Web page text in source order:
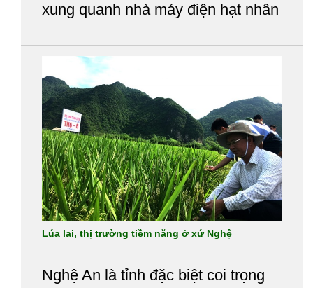
xung quanh nhà máy điện hạt nhân
triển khai trong năm nay.
Lúa lai, thị trường tiềm năng ở xứ Nghệ
Nghệ An là tỉnh đặc biệt coi trọng